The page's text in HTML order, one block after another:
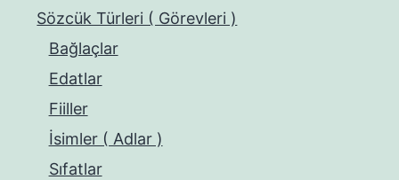
Sözcük Türleri ( Görevleri )
Bağlaçlar
Edatlar
Fiiller
İsimler ( Adlar )
Sıfatlar